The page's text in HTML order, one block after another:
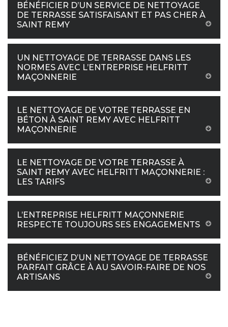
BÉNÉFICIER D’UN SERVICE DE NETTOYAGE
DE TERRASSE SATISFAISANT ET PAS CHER À
SAINT REMY
UN NETTOYAGE DE TERRASSE DANS LES
NORMES AVEC L’ENTREPRISE HELFRITT
MAÇONNERIE
LE NETTOYAGE DE VOTRE TERRASSE EN
BÉTON À SAINT REMY AVEC HELFRITT
MAÇONNERIE
LE NETTOYAGE DE VOTRE TERRASSE À
SAINT REMY AVEC HELFRITT MAÇONNERIE :
LES TARIFS
L’ENTREPRISE HELFRITT MAÇONNERIE
RESPECTE TOUJOURS SES ENGAGEMENTS
BÉNÉFICIEZ D’UN NETTOYAGE DE TERRASSE
PARFAIT GRÂCE À AU SAVOIR-FAIRE DE NOS
ARTISANS